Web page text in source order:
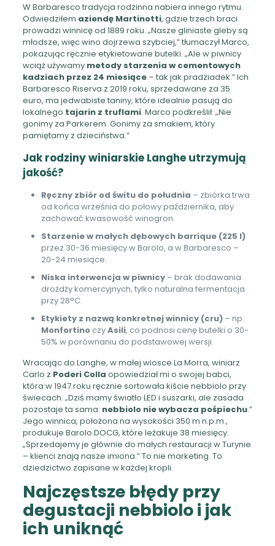
W Barbaresco tradycja rodzinna nabiera innego rytmu.
Odwiedziłem aziendę Martinotti, gdzie trzech braci
prowadzi winnicę od 1889 roku. „Nasze gliniaste gleby są
młodsze, więc wino dojrzewa szybciej,” tłumaczył Marco,
pokazując ręcznie etykietowane butelki. „Ale w piwnicy
wciąż używamy metody starzenia w cementowych
kadziach przez 24 miesiące– tak jak pradziadek.” Ich
Barbaresco Riserva z 2019 roku, sprzedawane za 35
euro, ma jedwabiste taniny, które idealnie pasują do
lokalnego tajarin z truflami. Marco podkreślił: „Nie
gonimy za Parkerem. Gonimy za smakiem, który
pamiętamy z dzieciństwa.”
Jak rodziny winiarskie Langhe utrzymują
jakość?
Ręczny zbiór od świtu do południa – zbiórka trwa
od końca września do połowy października, aby
zachować kwasowość winogron.
Starzenie w małych dębowych barrique (225 l)
przez 30-36 miesięcy w Barolo, a w Barbaresco –
20-24 miesiące.
Niska interwencja w piwnicy– brak dodawania
drożdży komercyjnych, tylko naturalna fermentacja
przy 28°C.
Etykiety z nazwą konkretnej winnicy (cru)– np.
MonfortinoczyAsili, co podnosi cenę butelki o 30-
50% w porównaniu do podstawowej wersji.
Wracając do Langhe, w małej wiosce La Morra, winiarz
Carlo z Poderi Colla opowiedział mi o swojej babci,
która w 1947 roku ręcznie sortowała kiście nebbiolo przy
świecach. „Dziś mamy światło LED i suszarki, ale zasada
pozostaje ta sama: nebbiolo nie wybacza pośpiechu.”
Jego winnica, położona na wysokości 350 m n.p.m.,
produkuje Barolo DOCG, które leżakuje 38 miesięcy.
„Sprzedajemy je głównie do małych restauracji w Turynie
– klienci znają nasze imiona.” To nie marketing. To
dziedzictwo zapisane w każdej kropli.
Najczęstsze błędy przy
degustacji nebbiolo i jak
ich uniknąć